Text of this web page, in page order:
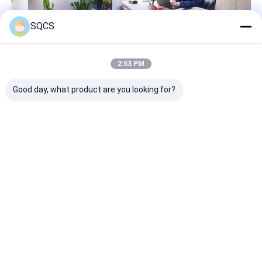
Máy bơm nước xe
Các phụ tùng xe hơi khác
SQCS
2:53 PM
Good day, what product are you looking for?